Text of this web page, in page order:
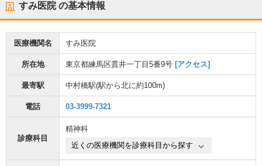
すみ医院の基本情報
医療機関名 すみ医院
所在地 東京都練馬区貫井一丁目5番9号 [アクセス]
最寄駅 中村橋駅(駅から北に約100m)
電話 03-3999-7321
診療科目
精神科
近くの医療機関を診療科目から探す